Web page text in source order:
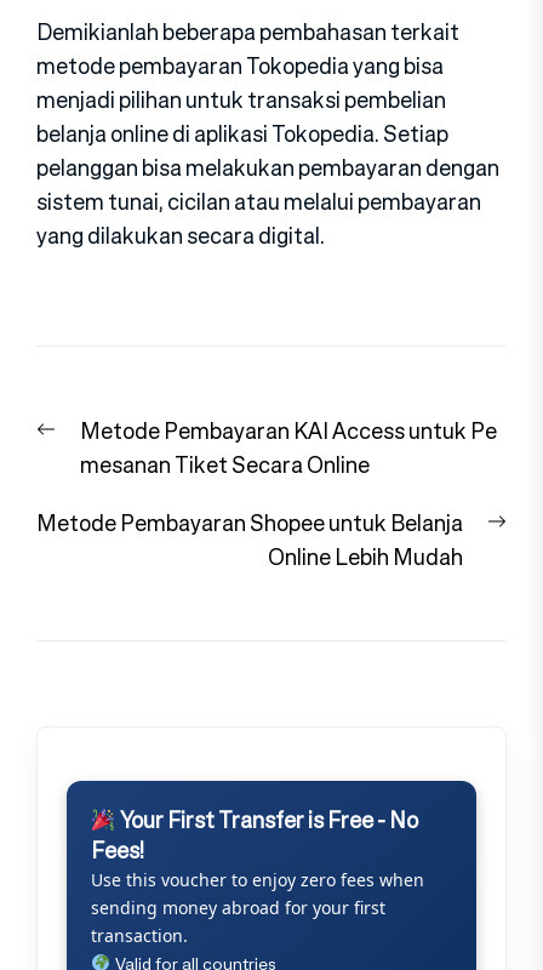
Demikianlah beberapa pembahasan terkait
metode pembayaran Tokopedia yang bisa
menjadi pilihan untuk transaksi pembelian
belanja online di aplikasi Tokopedia. Setiap
pelanggan bisa melakukan pembayaran dengan
sistem tunai, cicilan atau melalui pembayaran
yang dilakukan secara digital.
pos
Previous
post:
Metode Pembayaran KAI Access untuk Pe
mesanan Tiket Secara Online
Metode Pembayaran Shopee untuk Belanja
Online Lebih Mudah
Your First Transfer is Free - No
Fees!
Use this voucher to enjoy zero fees when
sending money abroad for your first
transaction.
Valid for all countries